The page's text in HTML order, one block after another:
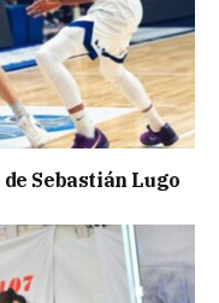
Sebastián Lugo